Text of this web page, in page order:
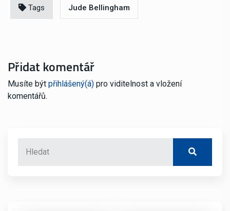
Tags Jude Bellingham
Přidat komentář
Musíte být přihlášený(á) pro viditelnost a vložení
komentářů.